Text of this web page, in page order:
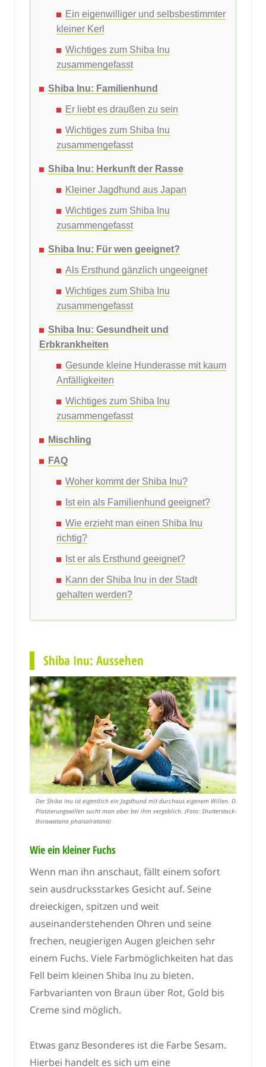
Ein eigenwilliger und selbsbestimmter
kleiner Kerl
Wichtiges zum Shiba Inu
zusammengefasst
Shiba Inu: Familienhund
Er liebt es draußen zu sein
Wichtiges zum Shiba Inu
zusammengefasst
Shiba Inu: Herkunft der Rasse
Kleiner Jagdhund aus Japan
Wichtiges zum Shiba Inu
zusammengefasst
Shiba Inu: Für wen geeignet?
Als Ersthund gänzlich ungeeignet
Wichtiges zum Shiba Inu
zusammengefasst
Shiba Inu: Gesundheit und
Erbkrankheiten
Gesunde kleine Hunderasse mit kaum
Anfälligkeiten
Wichtiges zum Shiba Inu
zusammengefasst
Mischling
FAQ
Woher kommt der Shiba Inu?
Ist ein als Familienhund geeignet?
Wie erzieht man einen Shiba Inu
richtig?
Ist er als Ersthund geeignet?
Kann der Shiba Inu in der Stadt
gehalten werden?
Shiba Inu: Aussehen
Der Shiba Inu ist eigentlich ein Jagdhund mit durchaus eigenem Willen. Den
Platzierungswillen sucht man aber bei ihm vergeblich. (Foto: Shutterstock-
thirawatana phaisalratana)
Wie ein kleiner Fuchs
Wenn man ihn anschaut, fällt einem sofort
sein ausdrucksstarkes Gesicht auf. Seine
dreieckigen, spitzen und weit
auseinanderstehenden Ohren und seine
frechen, neugierigen Augen gleichen sehr
einem Fuchs. Viele Farbmöglichkeiten hat das
Fell beim kleinen Shiba Inu zu bieten.
Farbvarianten von Braun über Rot, Gold bis
Creme sind möglich.
Etwas ganz Besonderes ist die Farbe Sesam.
Hierbei handelt es sich um eine